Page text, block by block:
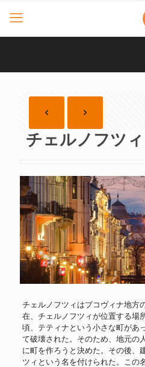
チェルノフツィ
チェルノフツィはブコヴィナ地方
在、チェルノフツィが位置する場
頃、テティナという小さな町があ
て破壊された。そのため、地元の
に町を作ろうと決めた。その後、
ツィという名を付けられた。この